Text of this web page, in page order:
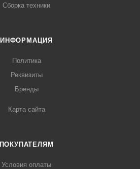
Сборка техники
ИНФОРМАЦИЯ
Политика
Реквизиты
Бренды
Карта сайта
ПОКУПАТЕЛЯМ
Условия оплаты